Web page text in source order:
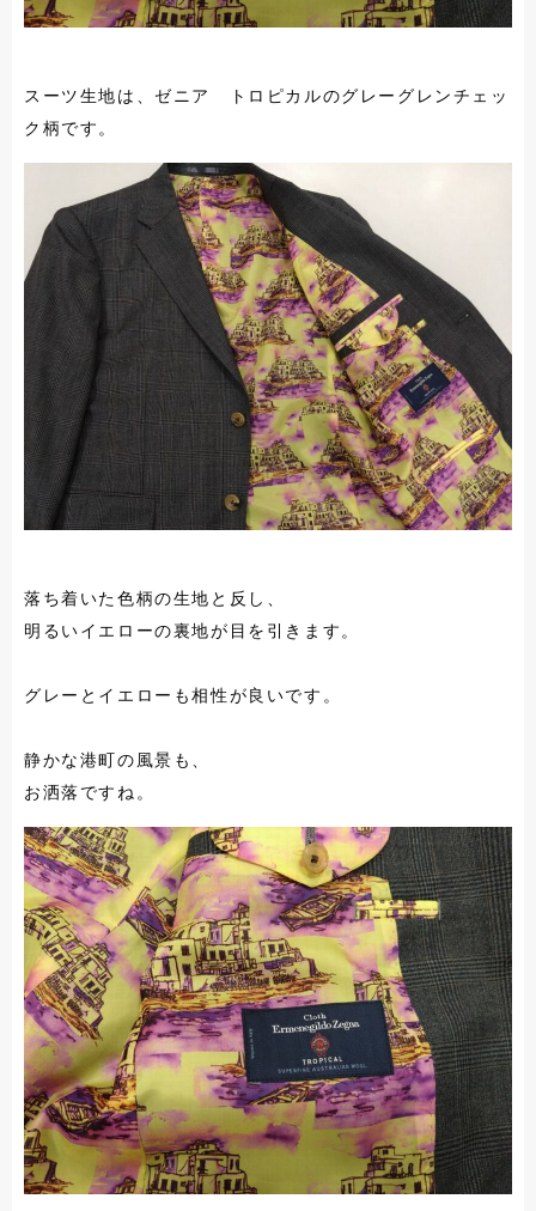
スーツ生地は、ゼニア トロピカルのグレーグレンチェッ
ク柄です。
落ち着いた色柄の生地と反し、
明るいイエローの裏地が目を引きます。
グレーとイエローも相性が良いです。
静かな港町の風景も、
お洒落ですね。